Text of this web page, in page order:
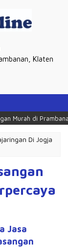
Klaten
Murah di
Di Jogja
Jasa